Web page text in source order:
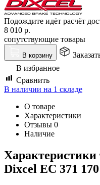
Подождите идёт расчёт
8 010 р.
сопутствующие товары
В корзину
В избранное
Сравнить
В наличии на 1 складе
О товаре
Характеристики
Отзывы 0
Наличие
Dixcel EC 371 170